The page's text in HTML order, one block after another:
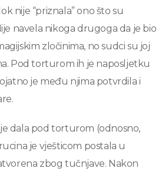
nije “priznala” ono što su
navela nikoga drugoga da je bio
zločinima, no sudci su joj
Pod torturom ih je naposljetku
je među njima potvrdila i
dala pod torturom (odnosno,
je vješticom postala u
zbog tučnjave. Nakon